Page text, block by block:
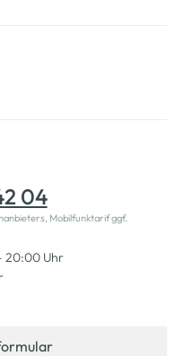
04
Mobilfunktarif ggf.
20:00 Uhr